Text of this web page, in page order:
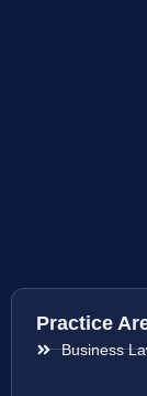
Practice
Business